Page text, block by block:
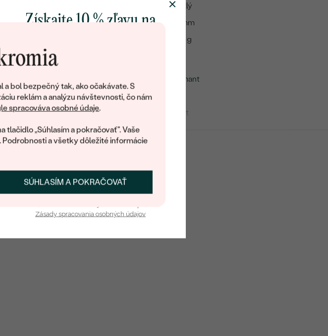
bol bezpečný tak, ako očakávate. S
reklám a analýzu návštevnosti, čo nám
spracováva osobné údaje.
„Súhlasím a pokračovať". Vaše
. Podrobnosti a všetky dôležité informácie
SÚHLASÍM A POKRAČOVAŤ
Lesklý
VÝŠKA:
7.6 mm
2.08 g
Detaily o osadenom drahokame
Diamant
POČET:
KARÁTOVÁ VÁHA:
2,4 ct
FARBA:
TVAR:
Získajte 10 % zľavu na
poctivo vyrábaných šperkov Eppi.
Ako darček na privítanie vám
obratom pošleme zľavový kód na
Prihlásiť sa a získať zľavu
Zásady spracovania osobných údajov